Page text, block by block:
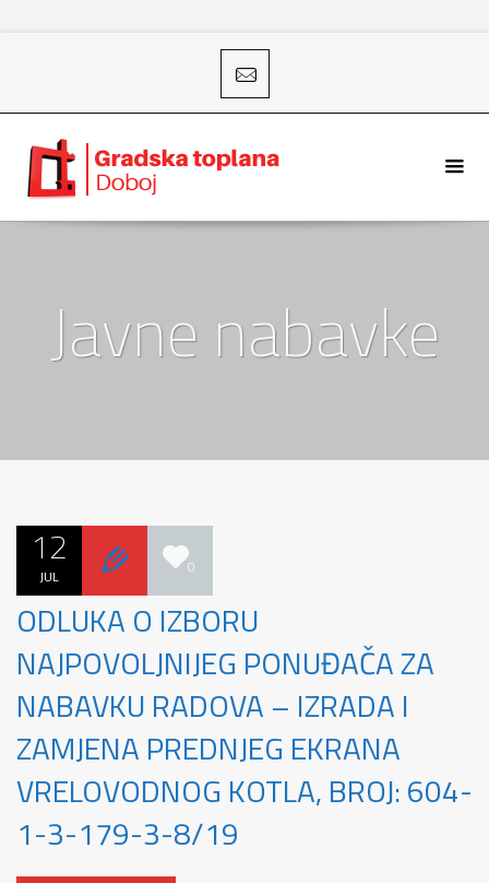
Javne nabavke
12
JUL 0
ODLUKA O IZBORU
NAJPOVOLJNIJEG PONUĐAČA ZA
NABAVKU RADOVA – IZRADA I
ZAMJENA PREDNJEG EKRANA
VRELOVODNOG KOTLA, BROJ: 604-
1-3-179-3-8/19